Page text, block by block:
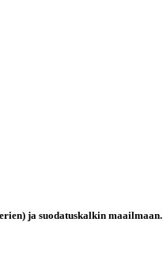
ja suodatuskalkin maailmaan.